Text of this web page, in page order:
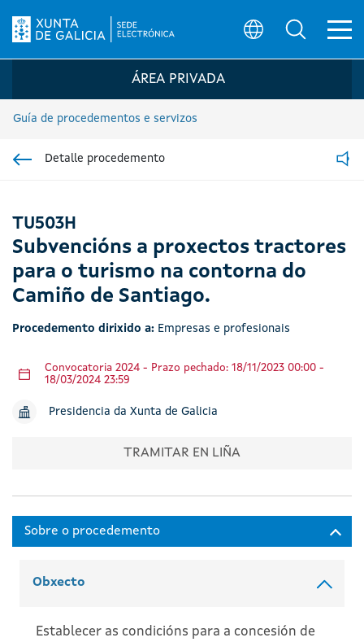
Logo da Sede electrónica da Xunta de
ÁREA PRIVADA
Guía de procedementos e servizos
Detalle procedemento
TU503H
Subvencións a proxectos tractores
para o turismo na contorna do
Camiño de Santiago.
Procedemento dirixido a: Empresas e profesionais
Convocatoria 2024 - Prazo pechado: 18/11/2023 00:00 -
18/03/2024 23:59
Presidencia da Xunta de Galicia
TRAMITAR EN LIÑA
Obxecto
Establecer as condicións para a concesión de